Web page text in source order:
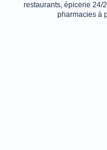
restaurants, épicerie 24/
pharmacies à